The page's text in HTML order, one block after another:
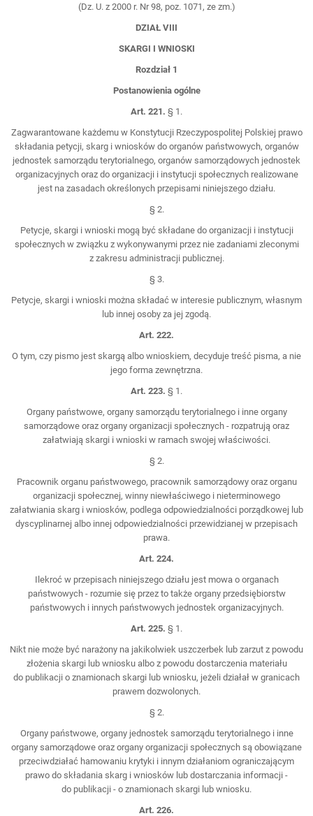
(Dz. U. z 2000 r. Nr 98, poz. 1071, ze zm.)
DZIAŁ VIII
SKARGI I WNIOSKI
Rozdział 1
Postanowienia ogólne
Art. 221. § 1.
Zagwarantowane każdemu w Konstytucji Rzeczypospolitej Polskiej prawo
składania petycji, skarg i wniosków do organów państwowych, organów
jednostek samorządu terytorialnego, organów samorządowych jednostek
organizacyjnych oraz do organizacji i instytucji społecznych realizowane
jest na zasadach określonych przepisami niniejszego działu.
§ 2.
Petycje, skargi i wnioski mogą być składane do organizacji i instytucji
społecznych w związku z wykonywanymi przez nie zadaniami zleconymi
z zakresu administracji publicznej.
§ 3.
Petycje, skargi i wnioski można składać w interesie publicznym, własnym
lub innej osoby za jej zgodą.
Art. 222.
O tym, czy pismo jest skargą albo wnioskiem, decyduje treść pisma, a nie
jego forma zewnętrzna.
Art. 223. § 1.
Organy państwowe, organy samorządu terytorialnego i inne organy
samorządowe oraz organy organizacji społecznych - rozpatrują oraz
załatwiają skargi i wnioski w ramach swojej właściwości.
§ 2.
Pracownik organu państwowego, pracownik samorządowy oraz organu
organizacji społecznej, winny niewłaściwego i nieterminowego
załatwiania skarg i wniosków, podlega odpowiedzialności porządkowej lub
dyscyplinarnej albo innej odpowiedzialności przewidzianej w przepisach
prawa.
Art. 224.
Ilekroć w przepisach niniejszego działu jest mowa o organach
państwowych - rozumie się przez to także organy przedsiębiorstw
państwowych i innych państwowych jednostek organizacyjnych.
Art. 225. § 1.
Nikt nie może być narażony na jakikolwiek uszczerbek lub zarzut z powodu
złożenia skargi lub wniosku albo z powodu dostarczenia materiału
do publikacji o znamionach skargi lub wniosku, jeżeli działał w granicach
prawem dozwolonych.
§ 2.
Organy państwowe, organy jednostek samorządu terytorialnego i inne
organy samorządowe oraz organy organizacji społecznych są obowiązane
przeciwdziałać hamowaniu krytyki i innym działaniom ograniczającym
prawo do składania skarg i wniosków lub dostarczania informacji -
do publikacji - o znamionach skargi lub wniosku.
Art. 226.